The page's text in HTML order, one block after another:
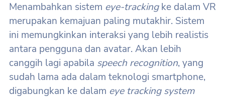
Menambahkan sistem eye-trackingke dalam VR
merupakan kemajuan paling mutakhir. Sistem
ini memungkinkan interaksi yang lebih realistis
antara pengguna dan avatar. Akan lebih
canggih lagi apabila speech recognition, yang
sudah lama ada dalam teknologi smartphone,
digabungkan ke dalam eye tracking system